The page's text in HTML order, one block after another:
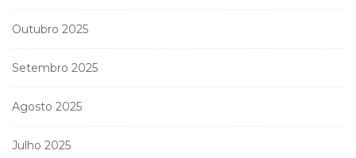
Outubro 2025
Setembro 2025
Agosto 2025
Julho 2025